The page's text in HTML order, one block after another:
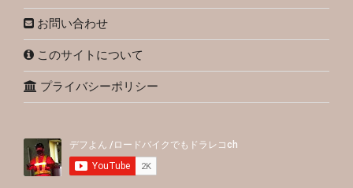
お問い合わせ
このサイトについて
プライバシーポリシー